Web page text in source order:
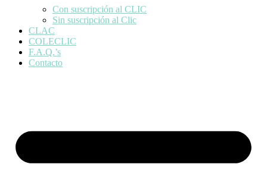
Con suscripción al CLIC
Sin suscripción al Clic
CLAC
COLECLIC
F.A.Q.’s
Contacto